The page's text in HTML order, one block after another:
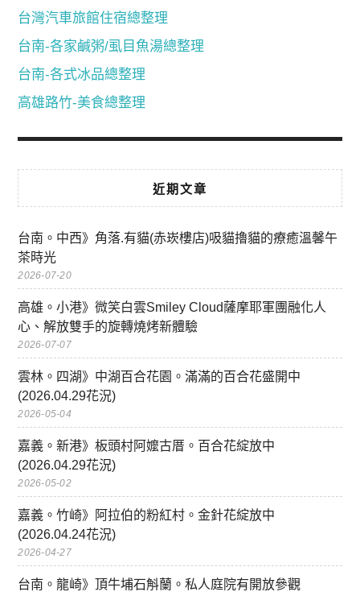
台灣汽車旅館住宿總整理
台南-各家鹹粥/虱目魚湯總整理
台南-各式冰品總整理
高雄路竹-美食總整理
近期文章
台南。中西》角落.有貓(赤崁樓店)吸貓擼貓的療癒溫馨午
茶時光
2026-07-20
高雄。小港》微笑白雲Smiley Cloud薩摩耶軍團融化人
心、解放雙手的旋轉燒烤新體驗
2026-07-07
雲林。四湖》中湖百合花園。滿滿的百合花盛開中
(2026.04.29花況)
2026-05-04
嘉義。新港》板頭村阿嬤古厝。百合花綻放中
(2026.04.29花況)
2026-05-02
嘉義。竹崎》阿拉伯的粉紅村。金針花綻放中
(2026.04.24花況)
2026-04-27
台南。龍崎》頂牛埔石斛蘭。私人庭院有開放參觀